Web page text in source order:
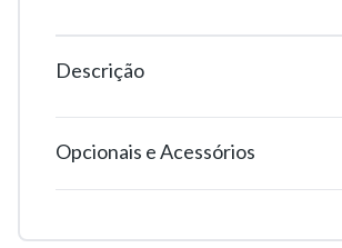
Tamanho do texto
Descrição
Opcionais e Acessórios